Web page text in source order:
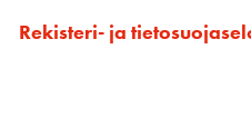
Rekisteri- ja